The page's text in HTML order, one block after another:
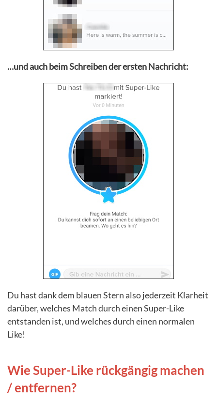
…und auch beim Schreiben der ersten Nachricht:
Du hast dank dem blauen Stern also jederzeit Klarheit
darüber, welches Match durch einen Super-Like
entstanden ist, und welches durch einen normalen
Like!
Wie Super-Like rückgängig machen
/ entfernen?